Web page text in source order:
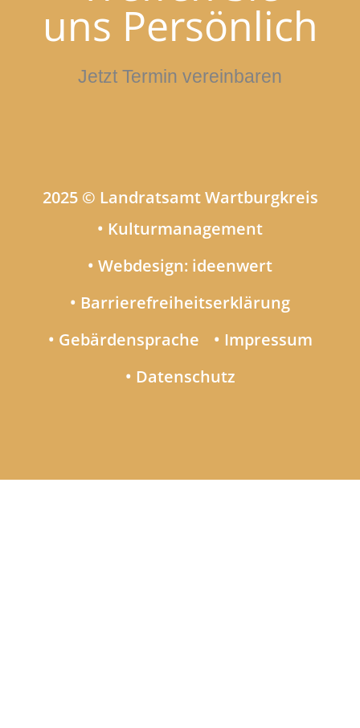
uns Persönlich
Jetzt Termin vereinbaren
2025 © Landratsamt Wartburgkreis
• Kulturmanagement
• Webdesign: ideenwert
• Barrierefreiheitserklärung
• Gebärdensprache
• Impressum
• Datenschutz